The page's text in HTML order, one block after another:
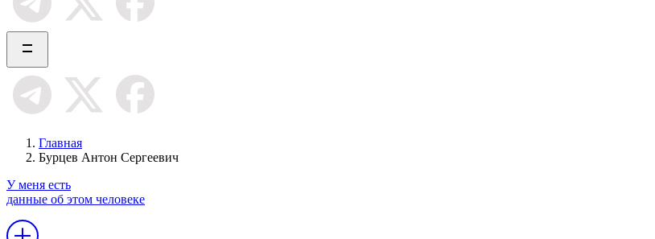
Главная
Бурцев Антон Сергеевич
У меня есть
данные об этом человеке